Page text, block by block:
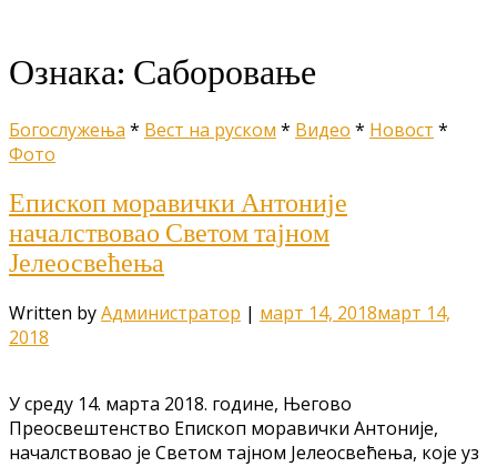
Ознака: Саборовање
Богослужења * Вест на руском * Видео * Новост *
Фото
Епископ моравички Антоније
началствовао Светом тајном
Јелеосвећења
Written byАдминистратор | март 14, 2018март 14,
2018
У среду 14. марта 2018. године, Његово
Преосвештенство Епископ моравички Антоније,
началствовао је Светом тајном Јелеосвећења, које уз